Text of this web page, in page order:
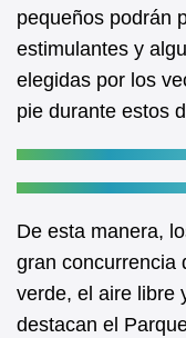
pequeños podrán
estimulantes y
elegidas por los
pie durante estos
De esta manera,
gran concurrencia
verde, el aire libre
destacan el